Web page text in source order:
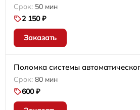
50 мин
2 150 ₽
Заказать
Поломка системы
80 мин
600 ₽